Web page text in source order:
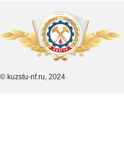
© kuzstu-nf.ru, 2024